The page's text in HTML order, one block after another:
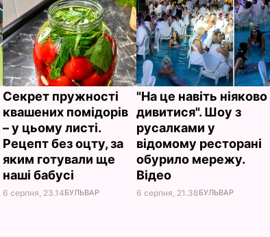
Секрет пружності
квашених помідорів
– у цьому листі.
Рецепт без оцту, за
яким готували ще
наші бабусі
6 серпня, 23.14БУЛЬВАР
"На це навіть ніяково
дивитися". Шоу з
русалками у
відомому ресторані
обурило мережу.
Відео
6 серпня, 21.38БУЛЬВАР